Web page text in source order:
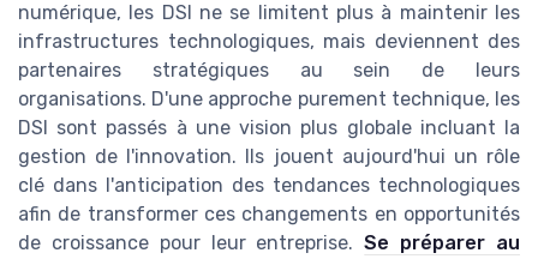
numérique, les DSI ne se limitent plus à maintenir les
infrastructures technologiques, mais deviennent des
partenaires stratégiques au sein de leurs
organisations. D'une approche purement technique, les
DSI sont passés à une vision plus globale incluant la
gestion de l'innovation. Ils jouent aujourd'hui un rôle
clé dans l'anticipation des tendances technologiques
afin de transformer ces changements en opportunités
de croissance pour leur entreprise.Se préparer au